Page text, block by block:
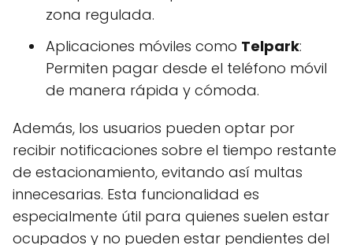
zona regulada.
Aplicaciones móviles como Telpark:
Permiten pagar desde el teléfono móvil
de manera rápida y cómoda.
Además, los usuarios pueden optar por
recibir notificaciones sobre el tiempo restante
de estacionamiento, evitando así multas
innecesarias. Esta funcionalidad es
especialmente útil para quienes suelen estar
ocupados y no pueden estar pendientes del